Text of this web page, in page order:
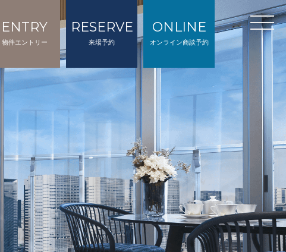
ENTRY
物件エントリー
RESERVE
来場予約
ONLINE
オンライン商談予約